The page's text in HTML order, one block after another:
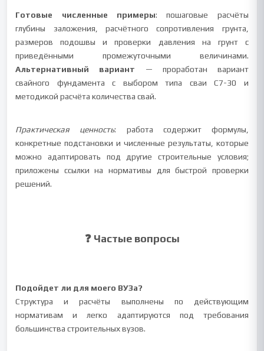
Готовые численные примеры: пошаговые расчёты
глубины заложения, расчётного сопротивления грунта,
размеров подошвы и проверки давления на грунт с
приведёнными промежуточными величинами.
Альтернативный вариант — проработан вариант
свайного фундамента с выбором типа сваи С7-30 и
методикой расчёта количества свай.
Практическая ценность: работа содержит формулы,
конкретные подстановки и численные результаты, которые
можно адаптировать под другие строительные условия;
приложены ссылки на нормативы для быстрой проверки
решений.
❓ Частые вопросы
Подойдет ли для моего ВУЗа?
Структура и расчёты выполнены по действующим
нормативам и легко адаптируются под требования
большинства строительных вузов.